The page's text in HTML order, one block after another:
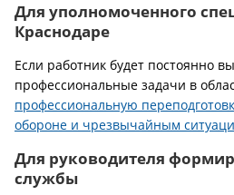
Для уполномоченного
Краснодаре
Если работник будет постоянно
профессиональные задачи в
профессиональную
обороне и чрезвычайным
Для руководителя
службы